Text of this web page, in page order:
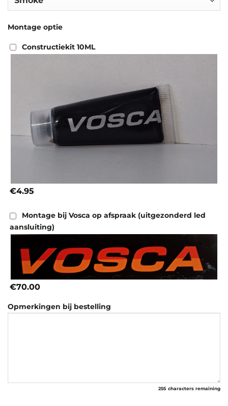
Montage optie
Constructiekit 10ML
€4.95
Montage bij Vosca op afspraak (uitgezonderd led
aansluiting)
€70.00
Opmerkingen bij bestelling
255 characters remaining